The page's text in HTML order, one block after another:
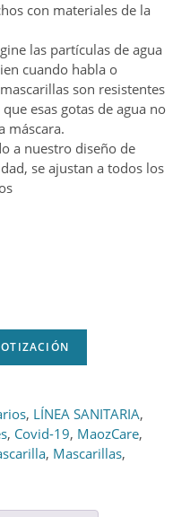
con materiales de la
las partículas de agua
cuando habla o
son resistentes
esas gotas de agua no
máscara.
a nuestro diseño de
se ajustan a todos los
, LÍNEA SANITARIA,
, Covid-19, MaozCare,
, Mascarillas,